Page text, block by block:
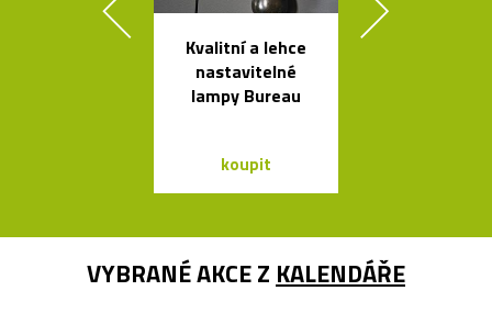
Kvalitní a lehce
nastavitelné
lampy Bureau
koupit
VYBRANÉ AKCE Z KALENDÁŘE